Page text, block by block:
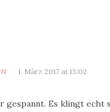
1. März 2017 at 13:02
gespannt. Es klingt echt